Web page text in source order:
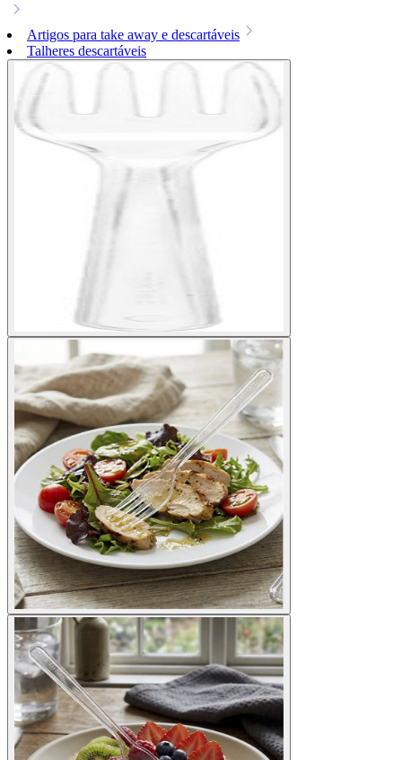
Artigos para take away e descartáveis
Talheres descartáveis